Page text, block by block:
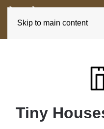
Skip to main content
Tiny